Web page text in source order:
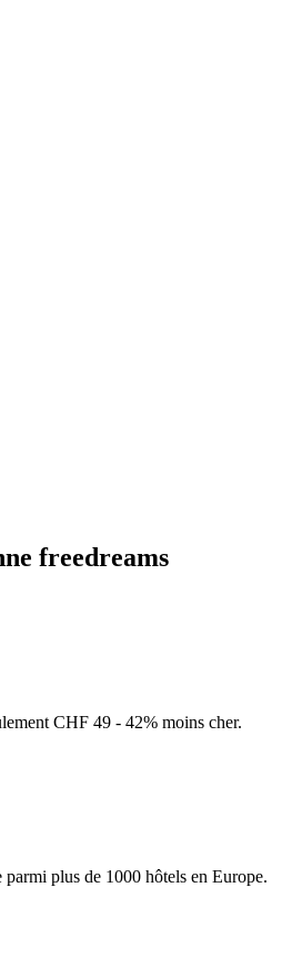
freedreams
CHF 49 - 42% moins cher.
plus de 1000 hôtels en Europe.